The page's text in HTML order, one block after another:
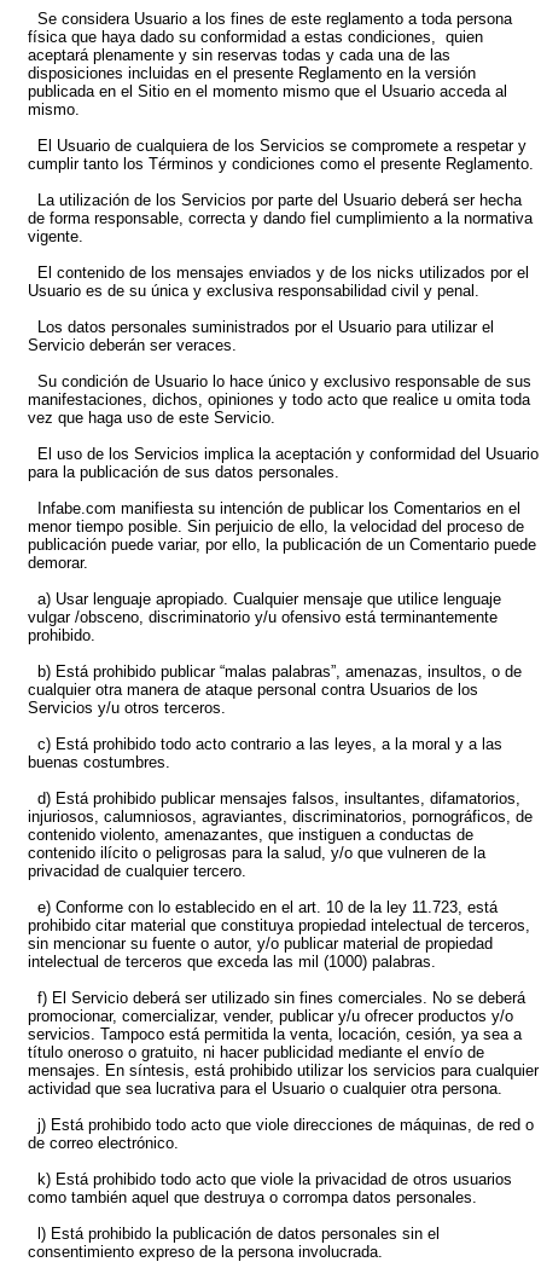
Se considera Usuario a los fines de este reglamento a toda persona
física que haya dado su conformidad a estas condiciones, quien
aceptará plenamente y sin reservas todas y cada una de las
disposiciones incluidas en el presente Reglamento en la versión
publicada en el Sitio en el momento mismo que el Usuario acceda al
mismo.
El Usuario de cualquiera de los Servicios se compromete a respetar y
cumplir tanto los Términos y condiciones como el presente Reglamento.
La utilización de los Servicios por parte del Usuario deberá ser hecha
de forma responsable, correcta y dando fiel cumplimiento a la normativa
vigente.
El contenido de los mensajes enviados y de los nicks utilizados por el
Usuario es de su única y exclusiva responsabilidad civil y penal.
Los datos personales suministrados por el Usuario para utilizar el
Servicio deberán ser veraces.
Su condición de Usuario lo hace único y exclusivo responsable de sus
manifestaciones, dichos, opiniones y todo acto que realice u omita toda
vez que haga uso de este Servicio.
El uso de los Servicios implica la aceptación y conformidad del Usuario
para la publicación de sus datos personales.
Infabe.com manifiesta su intención de publicar los Comentarios en el
menor tiempo posible. Sin perjuicio de ello, la velocidad del proceso de
publicación puede variar, por ello, la publicación de un Comentario puede
demorar.
a) Usar lenguaje apropiado. Cualquier mensaje que utilice lenguaje
vulgar /obsceno, discriminatorio y/u ofensivo está terminantemente
prohibido.
b) Está prohibido publicar “malas palabras”, amenazas, insultos, o de
cualquier otra manera de ataque personal contra Usuarios de los
Servicios y/u otros terceros.
c) Está prohibido todo acto contrario a las leyes, a la moral y a las
buenas costumbres.
d) Está prohibido publicar mensajes falsos, insultantes, difamatorios,
injuriosos, calumniosos, agraviantes, discriminatorios, pornográficos, de
contenido violento, amenazantes, que instiguen a conductas de
contenido ilícito o peligrosas para la salud, y/o que vulneren de la
privacidad de cualquier tercero.
e) Conforme con lo establecido en el art. 10 de la ley 11.723, está
prohibido citar material que constituya propiedad intelectual de terceros,
sin mencionar su fuente o autor, y/o publicar material de propiedad
intelectual de terceros que exceda las mil (1000) palabras.
f) El Servicio deberá ser utilizado sin fines comerciales. No se deberá
promocionar, comercializar, vender, publicar y/u ofrecer productos y/o
servicios. Tampoco está permitida la venta, locación, cesión, ya sea a
título oneroso o gratuito, ni hacer publicidad mediante el envío de
mensajes. En síntesis, está prohibido utilizar los servicios para cualquier
actividad que sea lucrativa para el Usuario o cualquier otra persona.
j) Está prohibido todo acto que viole direcciones de máquinas, de red o
de correo electrónico.
k) Está prohibido todo acto que viole la privacidad de otros usuarios
como también aquel que destruya o corrompa datos personales.
l) Está prohibido la publicación de datos personales sin el
consentimiento expreso de la persona involucrada.